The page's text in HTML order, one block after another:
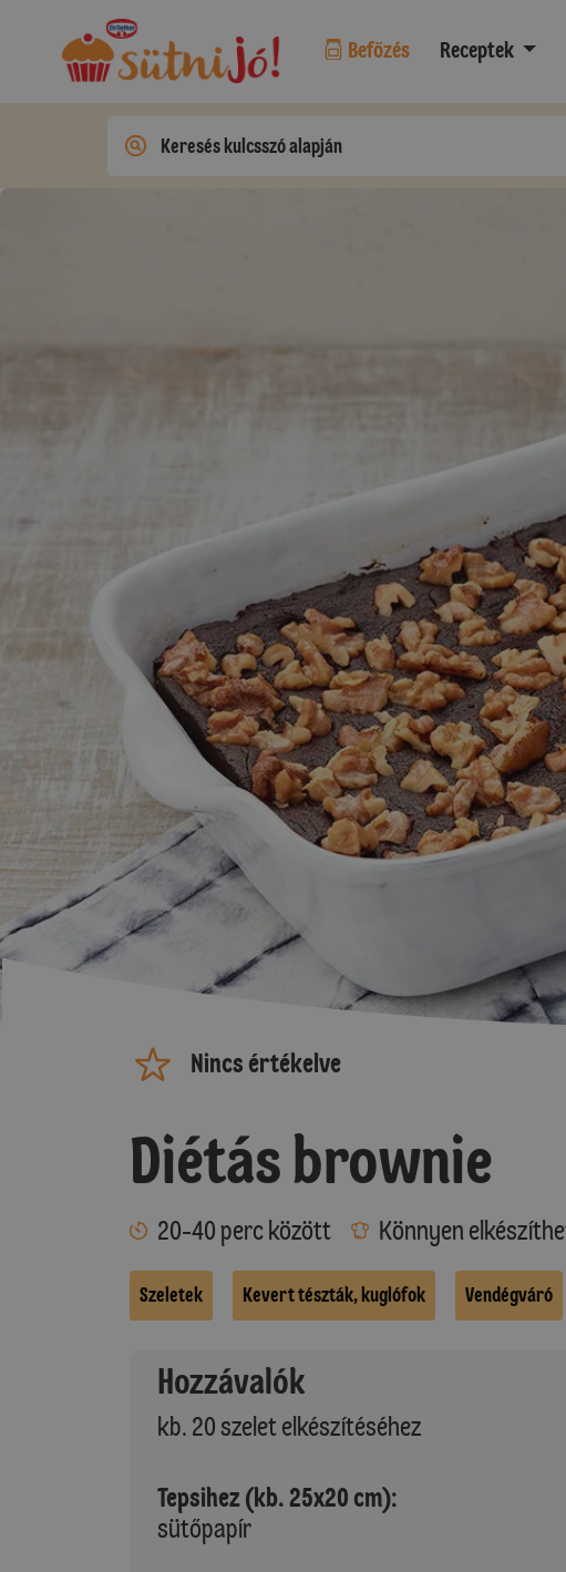
Befőzés Receptek
Nincs értékelve
Diétás brownie
20-40 perc között Könnyen
Szeletek Kevert tészták, kuglófok Vendégváró
Hozzávalók
kb. 20 szelet elkészítéséhez
Tepsihez (kb. 25x20 cm):
sütőpapír